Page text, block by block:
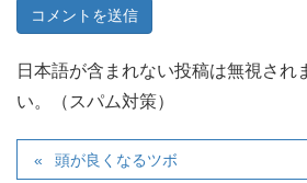
日本語が含まれない投稿は無視され
い。（スパム対策）
頭が良くなるツボ